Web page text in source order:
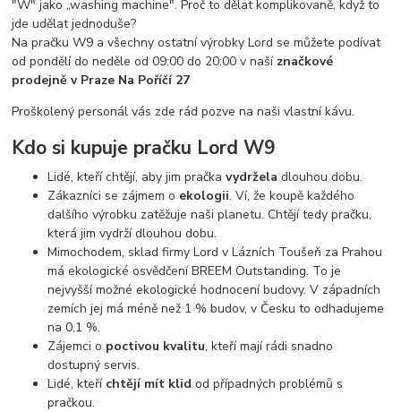
"W" jako „washing machine". Proč to dělat komplikovaně, když to
jde udělat jednoduše?
Na pračku W9 a všechny ostatní výrobky Lord se můžete podívat
od pondělí do neděle od 09:00 do 20:00 v naší značkové
prodejně v Praze Na Poříčí 27
Proškolený personál vás zde rád pozve na naši vlastní kávu.
Kdo si kupuje pračku Lord W9
Lidé, kteří chtějí, aby jim pračkavydržela dlouhou dobu.
Zákazníci se zájmem o ekologii. Ví, že koupě každého
dalšího výrobku zatěžuje naši planetu. Chtějí tedy pračku,
která jim vydrží dlouhou dobu.
Mimochodem, sklad firmy Lord v Lázních Toušeň za Prahou
má ekologické osvědčení BREEM Outstanding. To je
nejvyšší možné ekologické hodnocení budovy. V západních
zemích jej má méně než 1 % budov, v Česku to odhadujeme
na 0,1 %.
Zájemci o poctivou kvalitu, kteří mají rádi snadno
dostupný servis.
Lidé, kteří chtějí mít klid od případných problémů s
pračkou.